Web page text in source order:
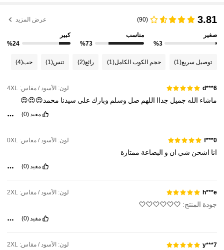
3.81
(90) عرض المزيد
صغير
%3
مناسب
%73
كبير
%24
توصيل سريع(1) حجم الكوب الكامل(1) رائع(2) تنس(1) حب(4)
d***6 لون: الأسود / مقاس: 4XL
ماشاء الله جميل جداا اللهم صل وسلم وبارك على سيدنا محمد😍😍😍
مفيد(0)
f***0 لون: الأسود / مقاس: 0XL
انا اشحن شي ان و البضاعة ممتازة
مفيد(0)
h***e لون: الأسود / مقاس: 2XL
جودة المنتج: 🤍🤍🤍🤍🤍🤍
مفيد(0)
y***7 لون: الأسود / مقاس: 2XL